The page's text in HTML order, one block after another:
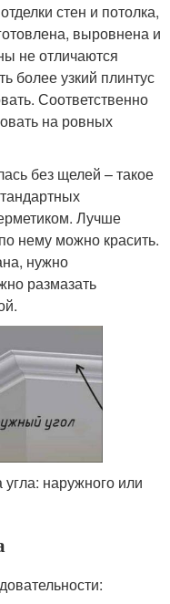
стен и потолка,
выровнена и
не отличаются
более узкий плинтус
Соответственно
на ровных
без щелей – такое
Лучше
нему можно красить.
нужно
размазать
угла: наружного или